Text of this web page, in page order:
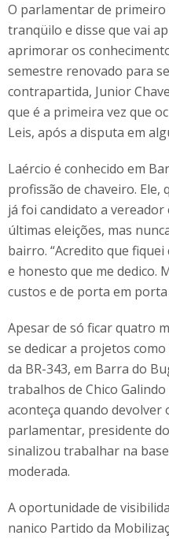
O parlamentar de
tranqüilo e disse que vai
aprimorar os
semestre renovado para
contrapartida, Junior
que é a primeira vez que
Leis, após a disputa em
Laércio é conhecido em
profissão de chaveiro. Ele,
já foi candidato a
últimas eleições, mas
bairro. “Acredito que
e honesto que me dedico.
custos e de porta em
Apesar de só ficar quatro
se dedicar a projetos
da BR-343, em Barra do
trabalhos de Chico
aconteça quando devolver
parlamentar, presidente
sinalizou trabalhar na
moderada.
A oportunidade de
nanico Partido da